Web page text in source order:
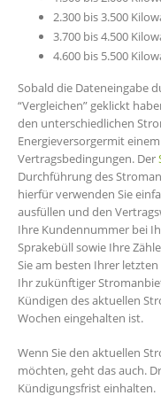
2.300 bis 3.500
3.700 bis 4.500
4.600 bis 5.500
Sobald die Dateneingabe
“Vergleichen” geklickt
den unterschiedlichen
Energieversorgermit
Vertragsbedingungen. Der
Durchführung des
hierfür verwenden Sie
ausfüllen und den
Ihre Kundennummer bei
Sprakebüll sowie Ihre
Sie am besten Ihrer
Ihr zukünftiger
Kündigen des aktuellen
Wochen eingehalten ist.
Wenn Sie den aktuellen
möchten, geht das auch.
Kündigungsfrist einhalten.